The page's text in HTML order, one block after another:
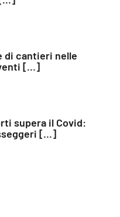
di cantieri nelle
[...]
supera il Covid:
[...]